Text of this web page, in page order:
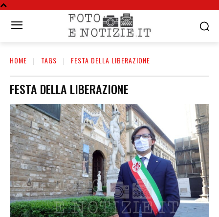
HOME TAGS FESTA DELLA LIBERAZIONE
FESTA DELLA LIBERAZIONE